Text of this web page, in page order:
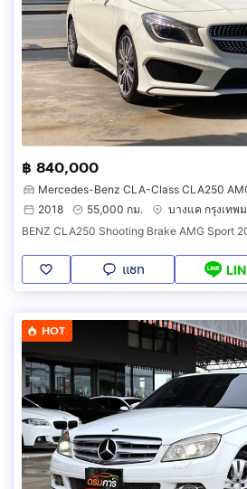
฿ 840,000
Mercedes-Benz CLA-Class CLA250
2018
55,000 กม.
บางแค กรุงเทพ
แชท
HOT